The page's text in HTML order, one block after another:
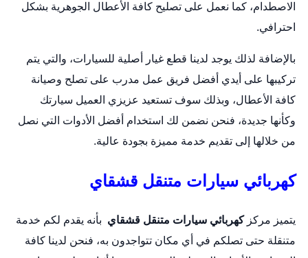
الاصطدام، كما نعمل على تصليح كافة الأعطال الجوهرية بشكل
احترافي.
بالإضافة لذلك يوجد لدينا قطع غيار أصلية للسيارات، والتي يتم
تركيبها على أيدي أفضل فريق عمل مدرب على تصلح وصيانة
كافة الأعطال، وبذلك سوف تستعيد عزيزي العميل سيارتك
وكأنها جديدة، فنحن نضمن لك استخدام أفضل الأدوات التي نصل
من خلالها إلى تقديم خدمة مميزة بجودة عالية.
كهربائي سيارات متنقل قشقاي
يتميز مركزكهربائي سيارات متنقل قشقاي بأنه يقدم لكم خدمة
متنقلة حتى تصلكم في أي مكان تتواجدون به، فنحن لدينا كافة